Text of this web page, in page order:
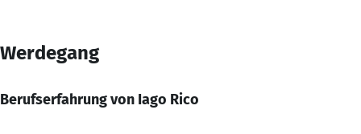
Werdegang
Berufserfahrung von Iago Rico